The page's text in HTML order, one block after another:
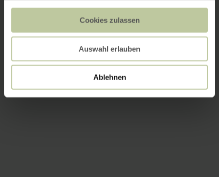
Cookies zulassen
Auswahl erlauben
Ablehnen